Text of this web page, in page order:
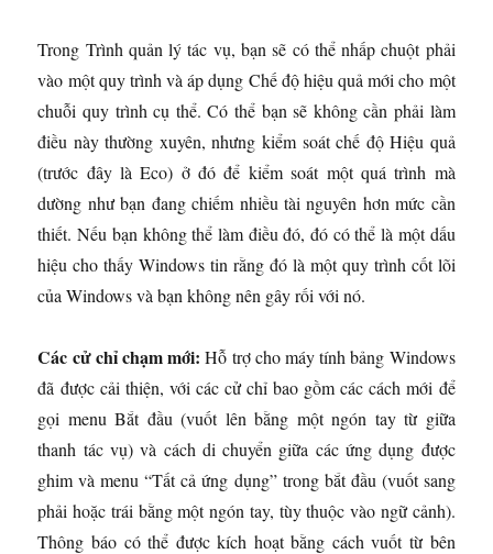
Trong Trình quản lý tác vụ, bạn sẽ có thể nhấp chuột phải
vào một quy trình và áp dụng Chế độ hiệu quả mới cho một
chuỗi quy trình cụ thể. Có thể bạn sẽ không cần phải làm
điều này thường xuyên, nhưng kiểm soát chế độ Hiệu quả
(trước đây là Eco) ở đó để kiểm soát một quá trình mà
dường như bạn đang chiếm nhiều tài nguyên hơn mức cần
thiết. Nếu bạn không thể làm điều đó, đó có thể là một dấu
hiệu cho thấy Windows tin rằng đó là một quy trình cốt lõi
của Windows và bạn không nên gây rối với nó.
Các cử chỉ chạm mới: Hỗ trợ cho máy tính bảng Windows
đã được cải thiện, với các cử chỉ bao gồm các cách mới để
gọi menu Bắt đầu (vuốt lên bằng một ngón tay từ giữa
thanh tác vụ) và cách di chuyển giữa các ứng dụng được
ghim và menu “Tất cả ứng dụng” trong bắt đầu (vuốt sang
phải hoặc trái bằng một ngón tay, tùy thuộc vào ngữ cảnh).
Thông báo có thể được kích hoạt bằng cách vuốt từ bên